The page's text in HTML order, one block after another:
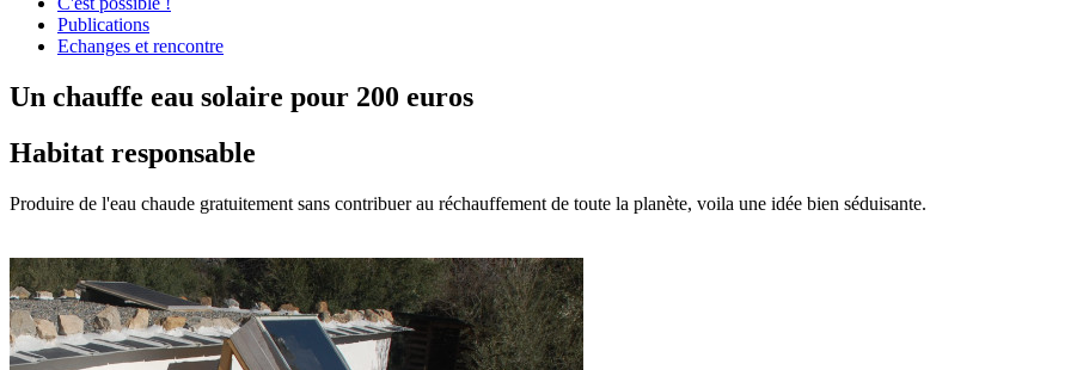
Publications
Echanges et rencontre
Un chauffe eau solaire pour 200 euros
Habitat responsable
Produire de l'eau chaude gratuitement sans contribuer au réchauffement de toute la planète, voila une idée bien séduisante.